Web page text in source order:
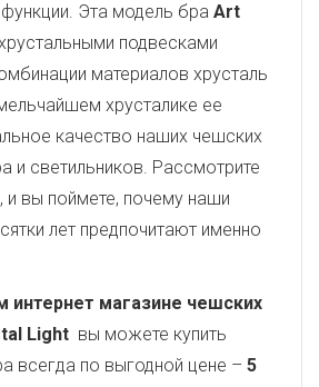
Эта модель бра Art
подвесками
материалов хрусталь
хрусталике ее
качество наших чешских
и светильников. Рассмотрите
и вы поймете, почему наши
лет предпочитают именно
интернет магазине чешских
Light вы можете купить
всегда по выгодной цене – 5